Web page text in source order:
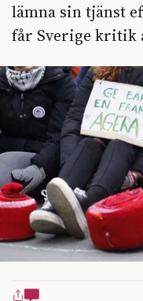
lämna sin tjänst
får Sverige kritik